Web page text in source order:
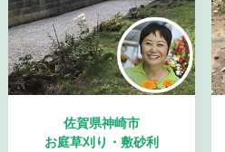
佐賀県神崎市
お庭草刈り・敷砂利